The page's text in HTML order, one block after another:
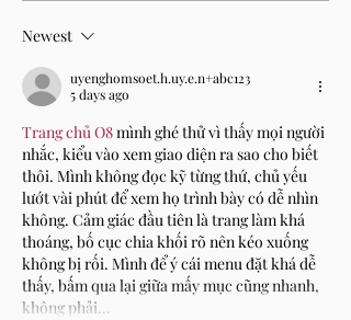
Newest
uyenghomsoet.h.uy.e.n+abc123
5 days ago
Trang chủ O8 mình ghé thử vì thấy mọi người
nhắc, kiểu vào xem giao diện ra sao cho biết
thôi. Mình không đọc kỹ từng thứ, chủ yếu
lướt vài phút để xem họ trình bày có dễ nhìn
không. Cảm giác đầu tiên là trang làm khá
thoáng, bố cục chia khối rõ nên kéo xuống
không bị rối. Mình để ý cái menu đặt khá dễ
thấy, bấm qua lại giữa mấy mục cũng nhanh,
không phải…